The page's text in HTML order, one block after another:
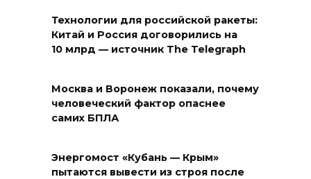
Технологии для российской ракеты:
Китай и Россия договорились на
10 млрд — источник The Telegraph
Москва и Воронеж показали, почему
человеческий фактор опаснее
самих БПЛА
Энергомост «Кубань — Крым»
пытаются вывести из строя после